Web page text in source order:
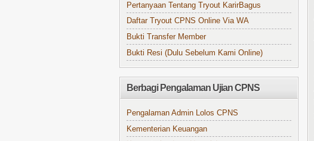
Pertanyaan Tentang Tryout KarirBagus
Daftar Tryout CPNS Online Via WA
Bukti Transfer Member
Bukti Resi (Dulu Sebelum Kami Online)
Berbagi Pengalaman Ujian CPNS
Pengalaman Admin Lolos CPNS
Kementerian Keuangan